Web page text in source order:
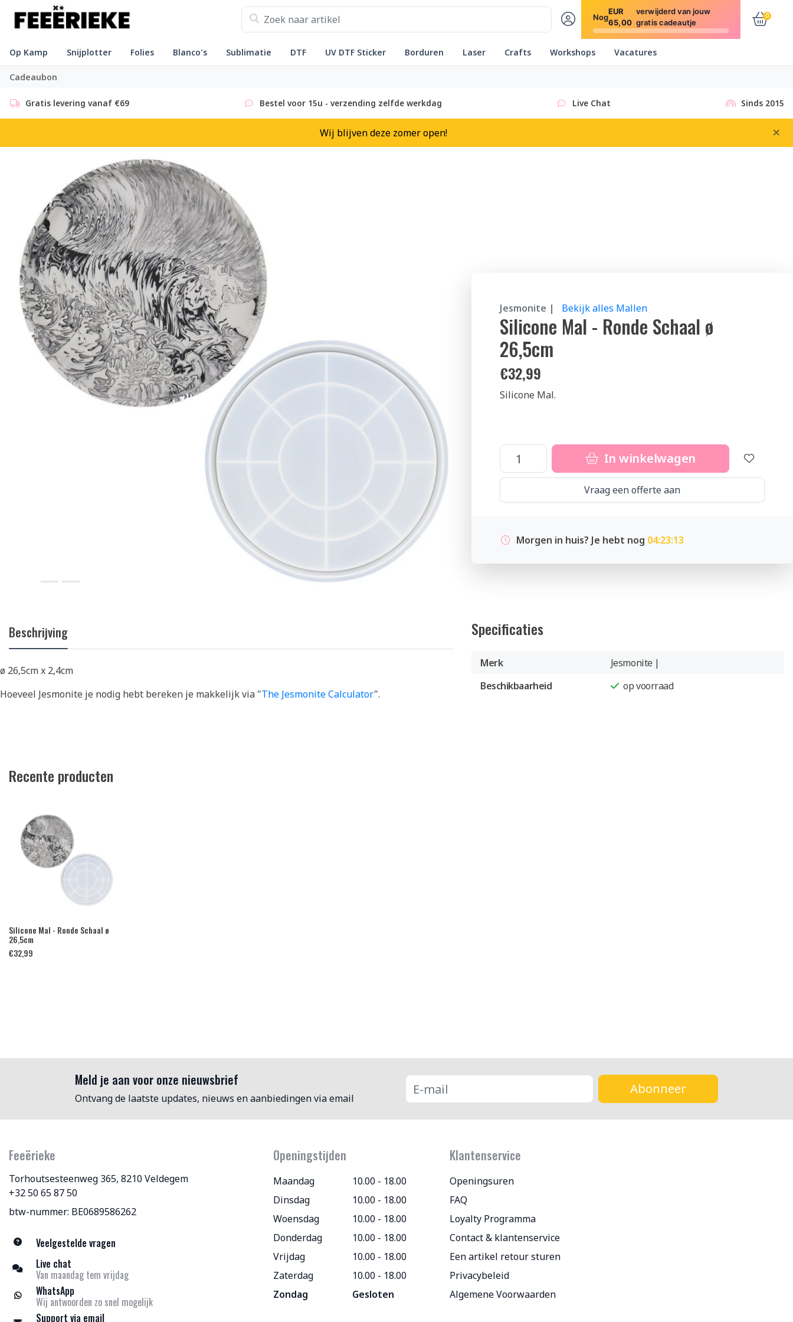
Nog
EUR
65,00
verwijderd van jouw
gratis cadeautje
0
Op Kamp Snijplotter Folies Blanco's Sublimatie DTF UV DTF Sticker Borduren Laser Crafts Workshops Vacatures
Cadeaubon
Gratis levering vanaf €69 Bestel voor 15u - verzending zelfde werkdag Live Chat Sinds 2015
Wij blijven deze zomer open! ×
Jesmonite | Bekijk alles Mallen
Silicone Mal - Ronde Schaal ø
26,5cm
€32,99
Silicone Mal.
In winkelwagen
Vraag een offerte aan
Morgen in huis? Je hebt nog 04:23:13
Beschrijving
ø 26,5cm x 2,4cm
Hoeveel Jesmonite je nodig hebt bereken je makkelijk via "The Jesmonite Calculator".
Specificaties
Merk
Jesmonite |
Beschikbaarheid
op voorraad
Recente producten
Silicone Mal - Ronde Schaal ø
26,5cm
€32,99
Meld je aan voor onze nieuwsbrief
Ontvang de laatste updates, nieuws en aanbiedingen via email
Abonneer
Feeërieke
Torhoutsesteenweg 365, 8210 Veldegem
+32 50 65 87 50
btw-nummer: BE0689586262
Veelgestelde vragen
Live chat
Van maandag tem vrijdag
WhatsApp
Wij antwoorden zo snel mogelijk
Support via email
Openingstijden
Maandag
10.00 - 18.00
Dinsdag
10.00 - 18.00
Woensdag
10.00 - 18.00
Donderdag
10.00 - 18.00
Vrijdag
10.00 - 18.00
Zaterdag
10.00 - 18.00
Zondag
Gesloten
Klantenservice
Openingsuren
FAQ
Loyalty Programma
Contact & klantenservice
Een artikel retour sturen
Privacybeleid
Algemene Voorwaarden